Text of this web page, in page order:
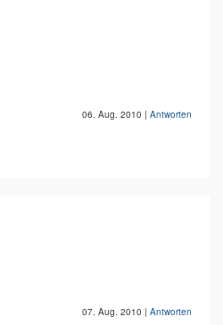
06. Aug. 2010 | Antworten
07. Aug. 2010 | Antworten